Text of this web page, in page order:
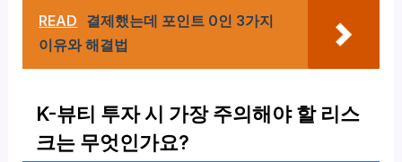
READ 결제했는데 포인트 0인 3가지
이유와 해결법
K-뷰티 투자 시 가장 주의해야 할 리스
크는 무엇인가요?